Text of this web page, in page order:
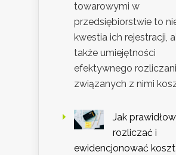
towarowymi w
przedsiębiorstwie to
kwestia ich rejestracji,
także umiejętności
efektywnego
związanych z nimi
Jak
rozliczać i
ewidencjonować